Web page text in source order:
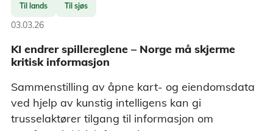
Til lands Til sjøs
03.03.26
KI endrer spillereglene – Norge må skjerme
kritisk informasjon
Sammenstilling av åpne kart- og eiendomsdata
ved hjelp av kunstig intelligens kan gi
trusselaktører tilgang til informasjon om